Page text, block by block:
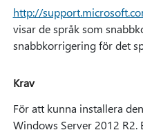
http://
visar de språk som
snabbkorrigering för det
Krav
För att kunna installera
Windows Server 2012 R2.